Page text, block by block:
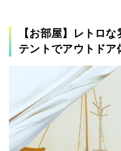
【お部屋】レトロ
テントでアウトドア